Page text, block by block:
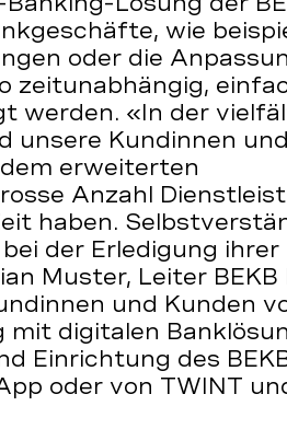
wie
oder die
zeitunabhängig,
werden. «In der
unsere Kundinnen
erweiterten
Anzahl
haben.
der Erledigung ihrer
Muster, Leiter BEKB
und Kunden
digitalen
Einrichtung des
oder von TWINT